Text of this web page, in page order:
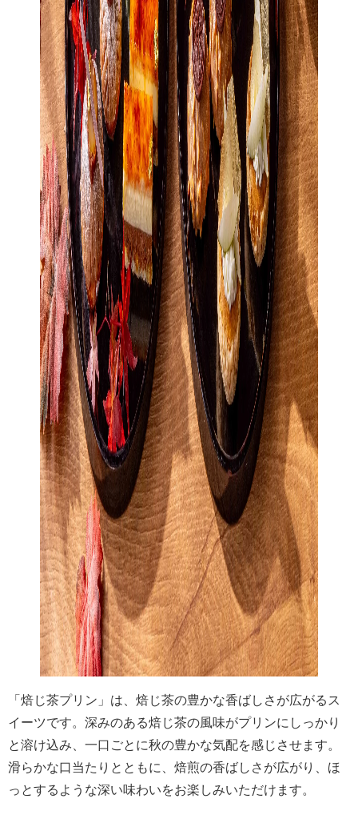
「焙じ茶プリン」は、焙じ茶の豊かな香ばしさが広がるス
イーツです。深みのある焙じ茶の風味がプリンにしっかり
と溶け込み、一口ごとに秋の豊かな気配を感じさせます。
滑らかな口当たりとともに、焙煎の香ばしさが広がり、ほ
っとするような深い味わいをお楽しみいただけます。